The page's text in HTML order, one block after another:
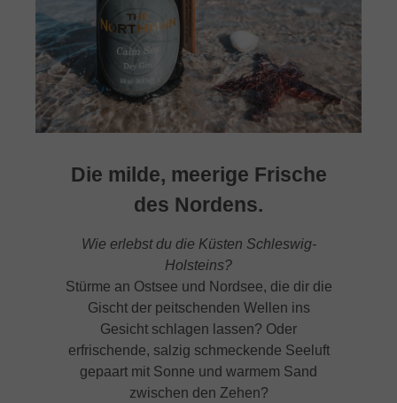
Die milde, meerige Frische
des Nordens.
Wie erlebst du die Küsten Schleswig-
Holsteins?
Stürme an Ostsee und Nordsee, die dir die
Gischt der peitschenden Wellen ins
Gesicht schlagen lassen? Oder
erfrischende, salzig schmeckende Seeluft
gepaart mit Sonne und warmem Sand
zwischen den Zehen?